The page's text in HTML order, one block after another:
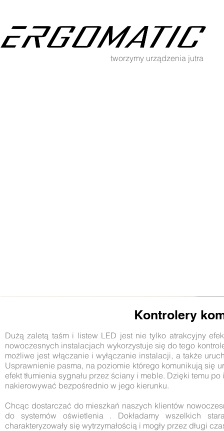
tworzymy urządzenia jutra
Kontrolery
Dużą zaletą taśm i listew LED jest nie tylko atrakcyjny
nowoczesnych instalacjach wykorzystuje się do tego
możliwe jest włączanie i wyłączanie instalacji, a także
Usprawnienie pasma, na poziomie którego komunikują się
efekt tłumienia sygnału przez ściany i meble. Dzięki temu
nakierowywać bezpośrednio w jego kierunku.
Chcąc dostarczać do mieszkań naszych klientów
do systemów oświetlenia . Dokładamy wszelkich
charakteryzowały się wytrzymałością i mogły przez długi